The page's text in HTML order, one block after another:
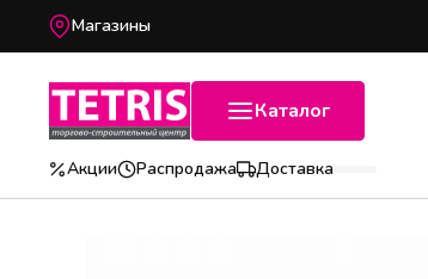
Магазины
Каталог
Акции
Распродажа Доставка